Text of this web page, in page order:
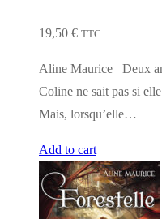
19,50 € TTC
Aline Maurice Deux
Coline ne sait pas si
Mais, lorsqu’elle…
Add to cart